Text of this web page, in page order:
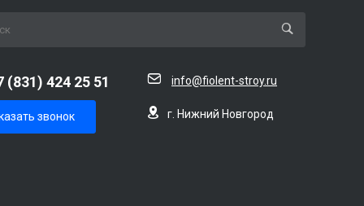
(831) 424 25 51
звонок
info@fiolent-stroy.ru
г. Нижний Новгород